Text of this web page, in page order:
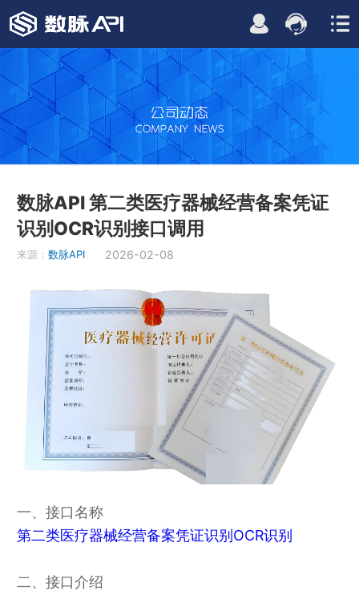
数脉API 第二类医疗器械经营备案凭证
识别OCR识别接口调用
来源： 数脉API 2026-02-08
一、接口名称
第二类医疗器械经营备案凭证识别OCR识别
二、接口介绍